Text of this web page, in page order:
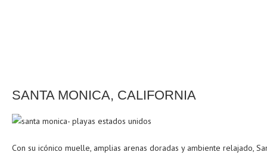
SANTA MONICA, CALIFORNIA
Con su icónico muelle, amplias arenas doradas y ambiente relajado,